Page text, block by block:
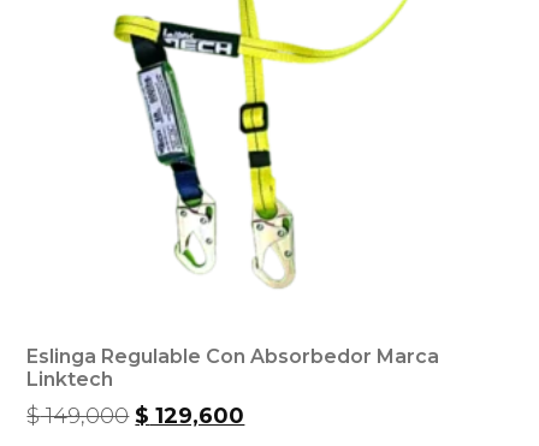
Eslinga Regulable Con Absorbedor Marca
Linktech
$149,000 $ 129,600